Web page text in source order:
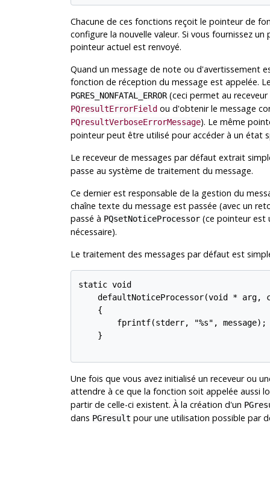
Chacune de ces fonctions reçoit le pointeur de
configure la nouvelle valeur. Si vous fournissez
pointeur actuel est renvoyé.
Quand un message de note ou d'avertissement
fonction de réception du message est appelée.
PGRES_NONFATAL_ERROR(ceci permet au
PQresultErrorFieldou d'obtenir le message
PQresultVerboseErrorMessage). Le même
pointeur peut être utilisé pour accéder à un état
Le receveur de messages par défaut extrait
passe au système de traitement du message.
Ce dernier est responsable de la gestion du
chaîne texte du message est passée (avec un
passé à PQsetNoticeProcessor(ce pointeur est
nécessaire).
Le traitement des messages par défaut est
static void
defaultNoticeProcessor(void * arg,
    {
        fprintf(stderr, "%s", message);
    }
Une fois que vous avez initialisé un receveur ou
attendre à ce que la fonction soit appelée aussi
partir de celle-ci existent. À la création d'un
dans PGresult pour une utilisation possible par